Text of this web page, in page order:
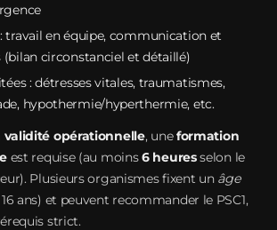
travail en équipe, communication et
(bilan circonstanciel et détaillé)
: détresses vitales, traumatismes,
hypothermie/hyperthermie, etc.
validité opérationnelle, uneformation
est requise (au moins6 heuresselon le
Plusieurs organismes fixent un âge
ans) et peuvent recommander le PSC1,
strict.